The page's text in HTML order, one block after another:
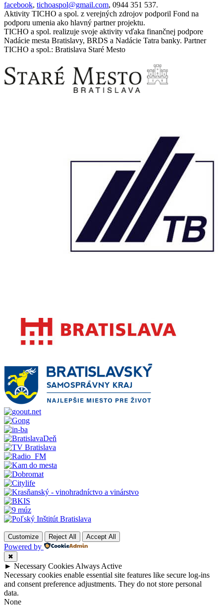
facebook, tichoaspol@gmail.com, 0944 351 537.
Aktivity TICHO a spol. z verejných zdrojov podporil Fond na
podporu umenia ako hlavný partner projektu.
TICHO a spol. realizuje svoje aktivity vďaka finančnej podpore
Nadácie mesta Bratislavy, BRDS a Nadácie Tatra banky. Partner
TICHO a spol.: Bratislava Staré Mesto
Customize Reject All Accept All
Powered by
✖
► Necessary Cookies Always Active
Necessary cookies enable essential site features like secure log-ins
and consent preference adjustments. They do not store personal
data.
None